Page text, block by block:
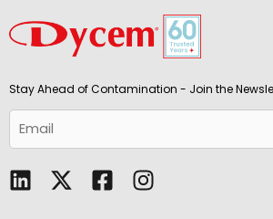
Stay Ahead of Contamination - Join the
L
i
F
a
I
n